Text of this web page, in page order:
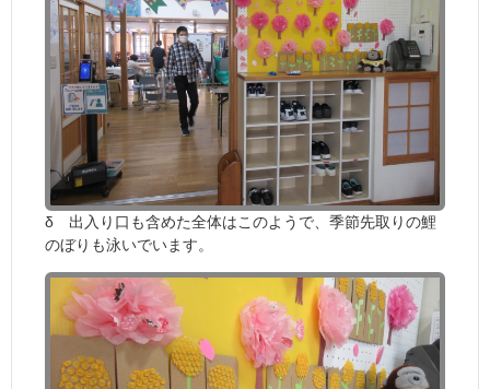
δ 出入り口も含めた全体はこのようで、季節先取りの鯉
のぼりも泳いでいます。